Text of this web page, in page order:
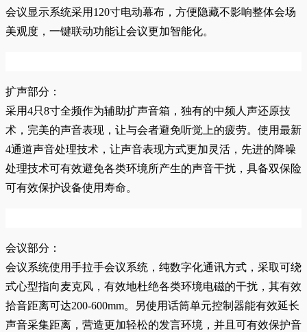
会议显示系统采用120寸电动幕布，方便隐藏不影响整体会场
美观度，一键联动功能让会议更加智能化。
扩声部分：
采用4只8寸全频作为辅助扩声音箱，独有的中频人声还原技
术，完美的声音表现，让与会者避免听觉上的疲劳。使用最新
4通道声音处理技术，让声音表现方式更加灵活，先进的降噪
处理技术可有效避免各类环境所产生的声音干扰，具备双保险
可有效保护设备使用寿命。
会议部分：
会议系统使用手拉手会议系统，纯数字化通讯方式，采取可绕
式心型指向麦克风，有效地杜绝各类环境电磁的干扰，其有效
拾音距离可达200-600mm。另使用话筒单元控制器能有效延长
声音采集距离，营造更加轻松的发言环境，并且可有效保护音